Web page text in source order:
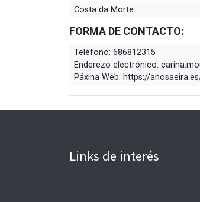
Costa da Morte
FORMA DE CONTACTO:
Teléfono: 686812315
Enderezo electrónico:
Páxina Web: https://
Links de interés